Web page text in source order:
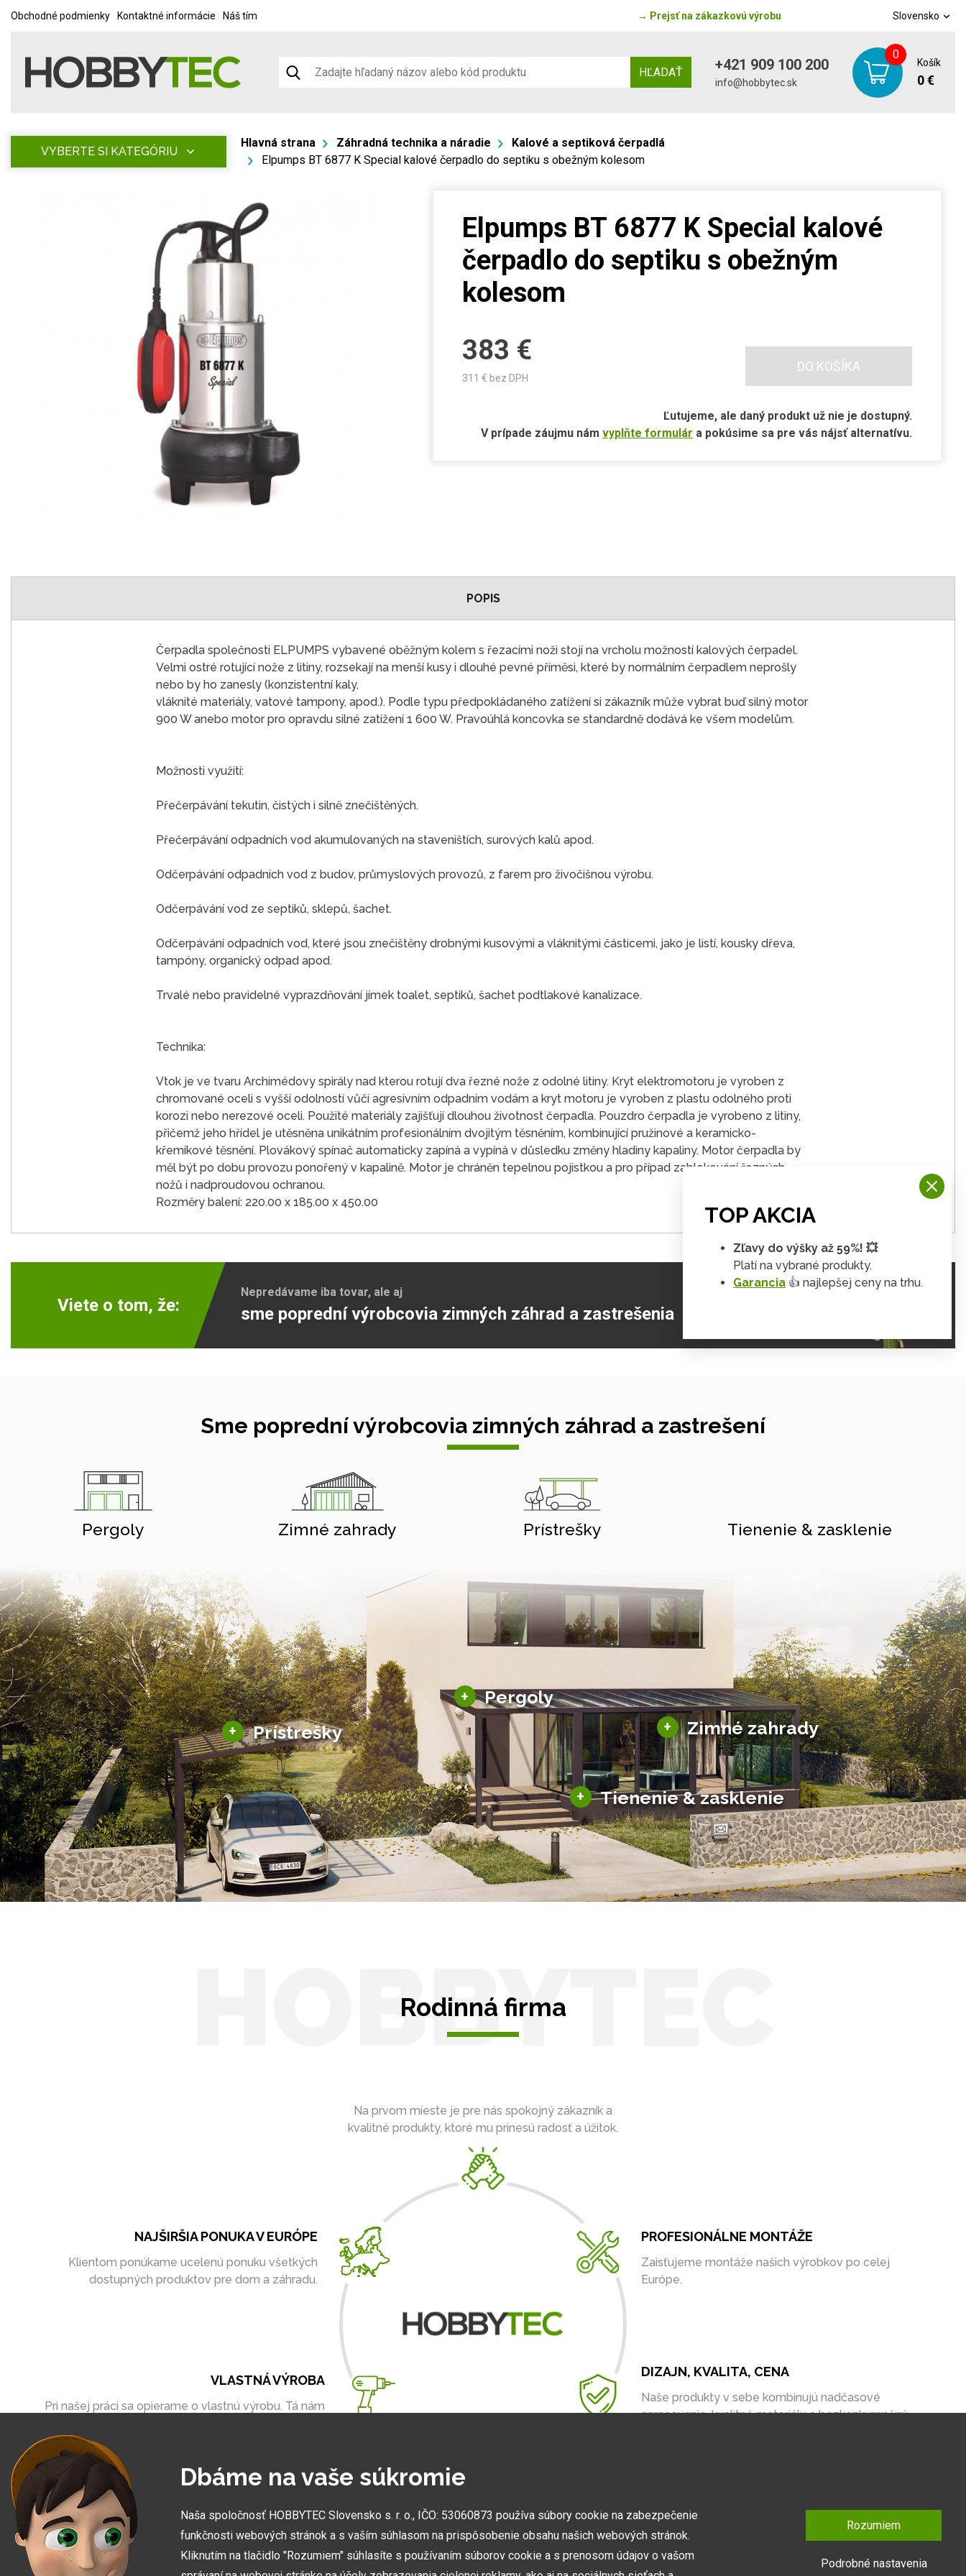
Obchodné podmienky Kontaktné informácie Náš tím → Prejsť na zákazkovú výrobu Slovensko
HĽADAŤ +421 909 100 200
info@hobbytec.sk
0
Košík
0 €
VYBERTE SI KATEGÓRIU
Hlavná strana Záhradná technika a náradie
Kalové a septiková čerpadlá
Elpumps BT 6877 K Special kalové čerpadlo do septiku s obežným kolesom
Elpumps BT 6877 K Special kalové
čerpadlo do septiku s obežným
kolesom
383 €
311 € bez DPH
DO KOŠÍKA
Ľutujeme, ale daný produkt už nie je dostupný.
V prípade záujmu nám vyplňte formulár a pokúsime sa pre vás nájsť alternatívu.
POPIS
Čerpadla společnosti ELPUMPS vybavené oběžným kolem s řezacími noži stojí na vrcholu možností kalových čerpadel.
Velmi ostré rotující nože z litiny, rozsekají na menší kusy i dlouhé pevné příměsi, které by normálním čerpadlem neprošly
nebo by ho zanesly (konzistentní kaly,
vláknité materiály, vatové tampony, apod.). Podle typu předpokládaného zatížení si zákazník může vybrat buď silný motor
900 W anebo motor pro opravdu silné zatížení 1 600 W. Pravoúhlá koncovka se standardně dodává ke všem modelům.
Možnosti využití:
Přečerpávání tekutin, čistých i silně znečištěných.
Přečerpávání odpadních vod akumulovaných na staveništích, surových kalů apod.
Odčerpávání odpadních vod z budov, průmyslových provozů, z farem pro živočišnou výrobu.
Odčerpávání vod ze septiků, sklepů, šachet.
Odčerpávání odpadních vod, které jsou znečištěny drobnými kusovými a vláknitými částicemi, jako je listí, kousky dřeva,
tampóny, organický odpad apod.
Trvalé nebo pravidelné vyprazdňování jímek toalet, septiků, šachet podtlakové kanalizace.
Technika:
Vtok je ve tvaru Archimédovy spirály nad kterou rotují dva řezné nože z odolné litiny. Kryt elektromotoru je vyroben z
chromované oceli s vyšší odolností vůči agresivním odpadním vodám a kryt motoru je vyroben z plastu odolného proti
korozi nebo nerezové oceli. Použité materiály zajišťují dlouhou životnost čerpadla. Pouzdro čerpadla je vyrobeno z litiny,
přičemž jeho hřídel je utěsněna unikátním profesionálním dvojitým těsněním, kombinující pružinové a keramicko-
křemíkové těsnění. Plovákový spínač automaticky zapíná a vypíná v důsledku změny hladiny kapaliny. Motor čerpadla by
měl být po dobu provozu ponořený v kapalině. Motor je chráněn tepelnou pojistkou a pro případ zablokování řezných
nožů i nadproudovou ochranou.
Rozměry balení: 220.00 x 185.00 x 450.00
Viete o tom, že:
Nepredávame iba tovar, ale aj
sme poprední výrobcovia zimných záhrad a zastrešenia
Sme poprední výrobcovia zimných záhrad a zastrešení
Pergoly Zimné zahrady Prístrešky Tienenie & zasklenie
+ Pergoly
Hliníkové pergoly
Bioklimatické pergoly
Altány a zastrešenie
Solárne pergoly
+ Zimné zahrady
Sezónne zimné záhrady
Hliníkové zimné záhrady
Posuvné zimné záhrady
Solárne zimné záhrady
+ Prístrešky
Hliníkové prístrešky
Solárne prístrešky pre auto
+ Tienenie & zasklenie
Tienenie
Zasklenie
HOBBYTEC
Rodinná firma
Na prvom mieste je pre nás spokojný zákazník a
kvalitné produkty, ktoré mu prinesú radosť a úžitok.
PROFESIONÁLNE MONTÁŽE
Zaisťujeme montáže našich výrobkov po celej
Európe.
DIZAJN, KVALITA, CENA
Naše produkty v sebe kombinujú nadčasové
spracovanie, kvalitné materiály a bezkonkurenčnú
NAJVÄČŠIE SHOWROOMY
Vytvorili sme najväčšie ukážkové centrá svojho druhu
v ČR a SK. Nájdete nás v Prahe a Prešove.
VLASTNÁ VÝROBA
Pri našej práci sa opierame o vlastnú výrobu. Tá nám
NAJŠIRŠIA PONUKA V EURÓPE
Klientom ponúkame ucelenú ponuku všetkých
dostupných produktov pre dom a záhradu.
TOP AKCIA
Zľavy do výšky až 59%! 💥
Platí na vybrané produkty.
Garancia 👍 najlepšej ceny na trhu.
Dbáme na vaše súkromie
Naša spoločnosť HOBBYTEC Slovensko s. r. o., IČO: 53060873 používa súbory cookie na zabezpečenie
funkčnosti webových stránok a s vaším súhlasom na prispôsobenie obsahu našich webových stránok.
Kliknutím na tlačidlo "Rozumiem" súhlasíte s používaním súborov cookie a s prenosom údajov o vašom
Rozumiem
Podrobné nastavenia